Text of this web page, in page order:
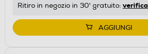
Ritiro in negozio in 30' gratuito: verifica
AGGIUNGI